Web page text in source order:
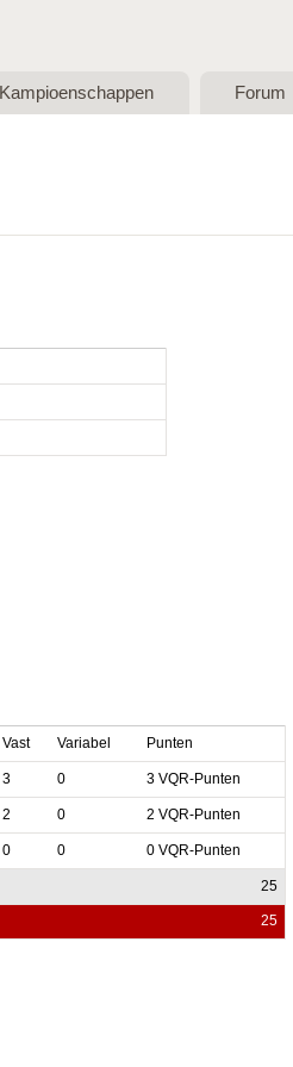
Kampioenschappen Forum
Vast Variabel Punten
3 0 3 VQR-Punten
2 0 2 VQR-Punten
0 0 0 VQR-Punten
25
25